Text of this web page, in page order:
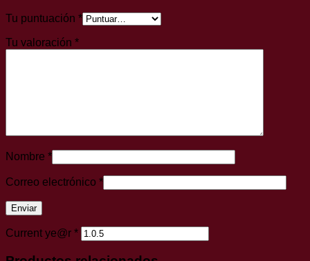
Tu puntuación *
Tu valoración *
Nombre *
Correo electrónico *
Current ye@r *